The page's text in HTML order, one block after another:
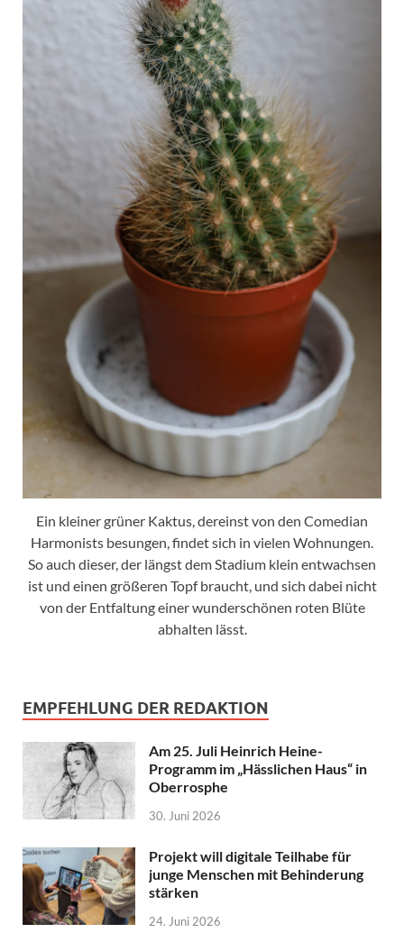
Ein kleiner grüner Kaktus, dereinst von den Comedian
Harmonists besungen, findet sich in vielen Wohnungen.
So auch dieser, der längst dem Stadium klein entwachsen
ist und einen größeren Topf braucht, und sich dabei nicht
von der Entfaltung einer wunderschönen roten Blüte
abhalten lässt.
EMPFEHLUNG DER REDAKTION
Am 25. Juli Heinrich Heine-
Programm im „Hässlichen Haus“ in
Oberrosphe
30. Juni 2026
Projekt will digitale Teilhabe für
junge Menschen mit Behinderung
stärken
24. Juni 2026